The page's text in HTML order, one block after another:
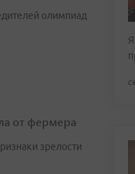
олимпиад
от фермера
зрелости